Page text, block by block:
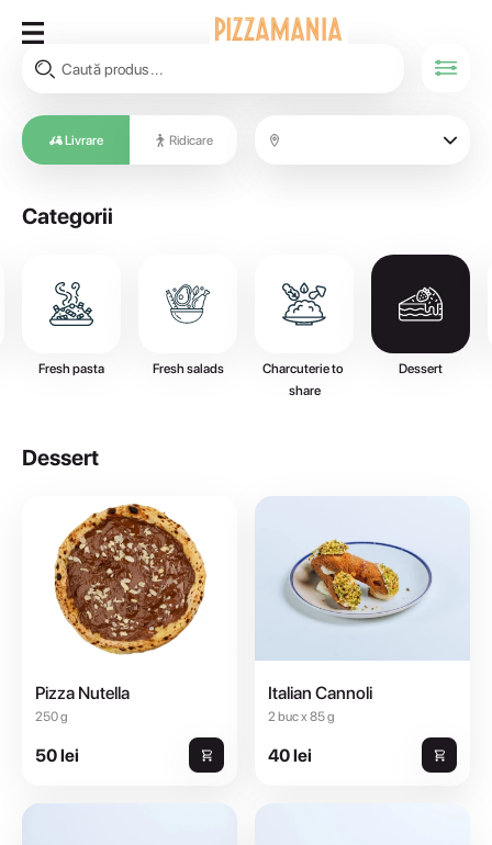
Livrare Ridicare
Categorii
Fresh pasta Fresh salads
Charcuterie to
share
Dessert
Dessert
Pizza Nutella
250 g
50 lei
Italian Cannoli
2 buc x 85 g
40 lei